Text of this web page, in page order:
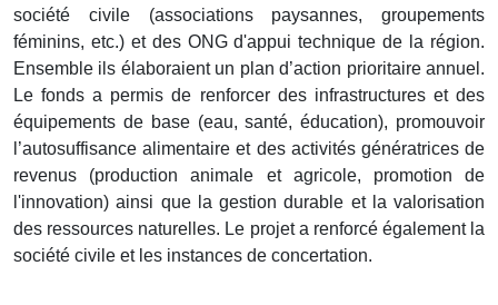
société civile (associations paysannes, groupements
féminins, etc.) et des ONG d'appui technique de la région.
Ensemble ils élaboraient un plan d’action prioritaire annuel.
Le fonds a permis de renforcer des infrastructures et des
équipements de base (eau, santé, éducation), promouvoir
l’autosuffisance alimentaire et des activités génératrices de
revenus (production animale et agricole, promotion de
l'innovation) ainsi que la gestion durable et la valorisation
des ressources naturelles. Le projet a renforcé également la
société civile et les instances de concertation.